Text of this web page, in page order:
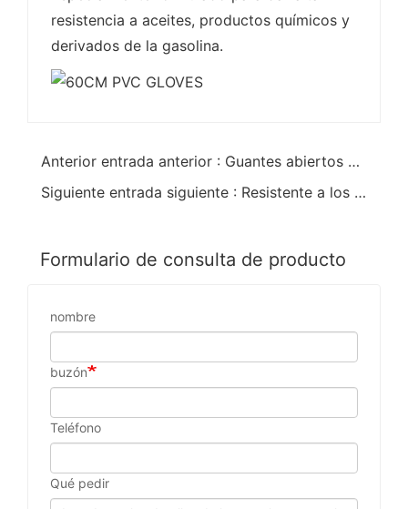
resistencia a aceites, productos químicos y
derivados de la gasolina.
Anterior entrada anterior : Guantes abiertos de guantelete de PVC rojo brillante de 11 pulgadas
Siguiente entrada siguiente : Resistente a los productos químicos Antiestático Verde Pvc de doble inmersión 14" Guantelete
Formulario de consulta de producto
nombre
buzón
Teléfono
Qué pedir